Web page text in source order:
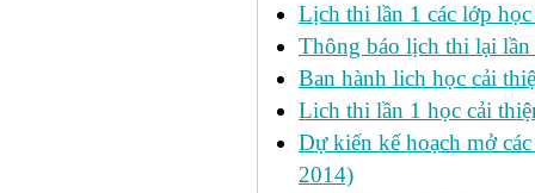
Lịch thi lần 1 các lớp
Thông báo lịch thi lại
Ban hành lich học cải
Lich thi lần 1 học cải
Dự kiến kế hoạch mở
2014)